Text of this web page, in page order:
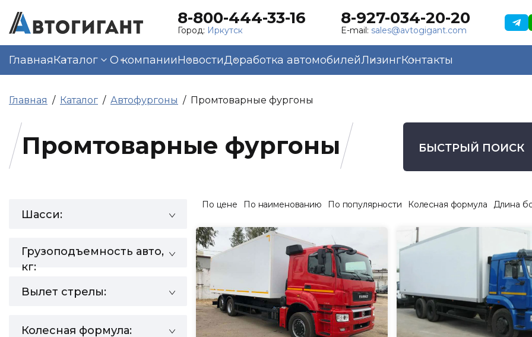
8-800-444-33-16
Город: Иркутск
8-927-034-20-20
E-mail: sales@avtogigant.com
ГлавнаяКаталог О компанииНовостиДоработка автомобилейЛизингКонтакты
Главная Каталог Автофургоны Промтоварные фургоны
Промтоварные фургоны БЫСТРЫЙ ПОИСК
Шасси:
Грузоподъемность авто,
кг:
Вылет стрелы:
Колесная формула:
По цене По наименованию По популярности Колесная формула Длина